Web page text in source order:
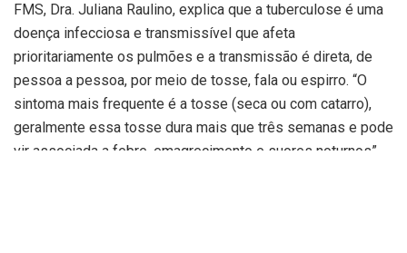
FMS, Dra. Juliana Raulino, explica que a tuberculose é uma
doença infecciosa e transmissível que afeta
prioritariamente os pulmões e a transmissão é direta, de
pessoa a pessoa, por meio de tosse, fala ou espirro. “O
sintoma mais frequente é a tosse (seca ou com catarro),
geralmente essa tosse dura mais que três semanas e pode
vir associada a febre, emagrecimento e suores noturnos”,